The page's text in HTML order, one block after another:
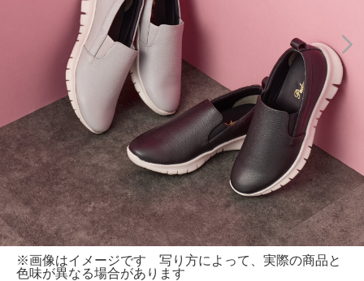
※画像はイメージです 写り方によって、実際の商品と
色味が異なる場合があります